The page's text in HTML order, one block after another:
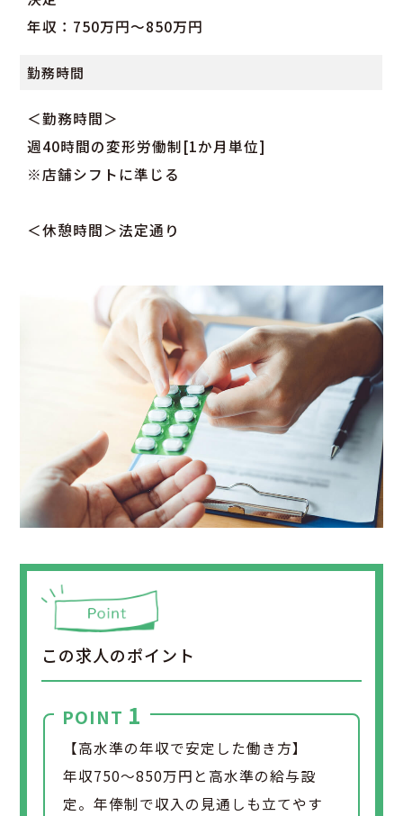
年収：750万円～850万円
勤務時間
＜勤務時間＞
週40時間の変形労働制[1か月単位]
※店舗シフトに準じる
＜休憩時間＞法定通り
この求人のポイント
POINT 1
【高水準の年収で安定した働き方】
年収750～850万円と高水準の給与設
定。年俸制で収入の見通しも立てやす